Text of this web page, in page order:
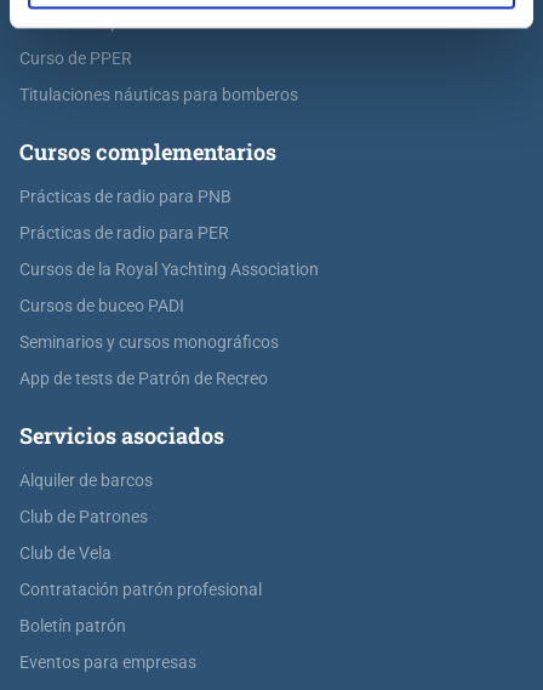
Curso de Capitán de Yate
Curso de PPER
Titulaciones náuticas para bomberos
Cursos complementarios
Prácticas de radio para PNB
Prácticas de radio para PER
Cursos de la Royal Yachting Association
Cursos de buceo PADI
Seminarios y cursos monográficos
App de tests de Patrón de Recreo
Servicios asociados
Alquiler de barcos
Club de Patrones
Club de Vela
Contratación patrón profesional
Boletín patrón
Eventos para empresas